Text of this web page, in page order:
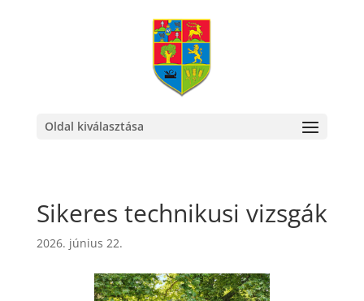
Oldal kiválasztása
Sikeres technikusi vizsgák
2026. június 22.